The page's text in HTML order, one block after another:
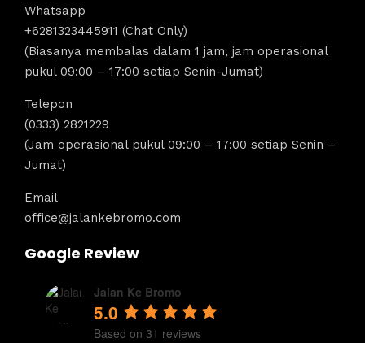
Whatsapp
+6281323445911 (Chat Only)
(Biasanya membalas dalam 1 jam, jam operasional
pukul 09:00 – 17:00 setiap Senin-Jumat)
Telepon
(0333) 2821229
(Jam operasional pukul 09:00 – 17:00 setiap Senin –
Jumat)
Email
office@jalankebromo.com
Google Review
Jalan Ke Bromo
5.0
Based on 31 reviews